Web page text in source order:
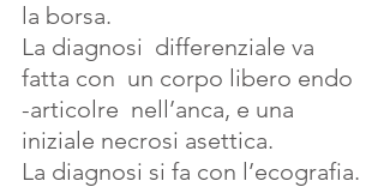
la borsa.
La diagnosi  differenziale va
fatta con  un corpo libero endo
-articolre  nell’anca, e una
iniziale necrosi asettica.
La diagnosi si fa con l’ecografia.